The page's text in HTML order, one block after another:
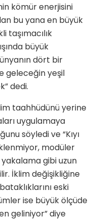
kömür enerjisini
bu yana en büyük
taşımacılık
büyük
dört bir
geleceğin yeşil
dedi.
taahhüdünü yerine
uygulamaya
söyledi ve “Kıyı
modüler
gibi uzun
İklim değişikliğine
eski
ise büyük ölçüde
geliniyor” diye